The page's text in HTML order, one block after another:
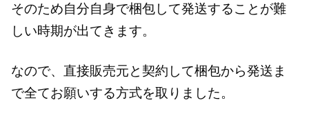
そのため自分自身で梱包して発送することが難
しい時期が出てきます。
なので、直接販売元と契約して梱包から発送ま
で全てお願いする方式を取りました。